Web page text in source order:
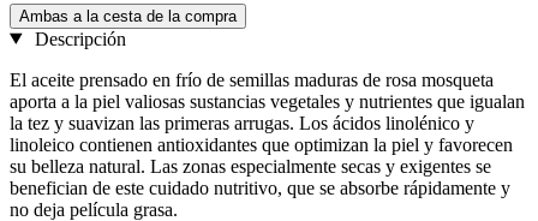
Ambas a la cesta de la compra
Descripción
El aceite prensado en frío de semillas maduras de rosa mosqueta
aporta a la piel valiosas sustancias vegetales y nutrientes que igualan
la tez y suavizan las primeras arrugas. Los ácidos linolénico y
linoleico contienen antioxidantes que optimizan la piel y favorecen
su belleza natural. Las zonas especialmente secas y exigentes se
benefician de este cuidado nutritivo, que se absorbe rápidamente y
no deja película grasa.